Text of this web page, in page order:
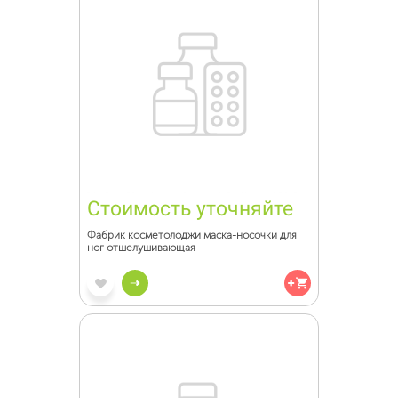
Стоимость уточняйте
Фабрик косметолоджи маска-носочки для
ног отшелушивающая